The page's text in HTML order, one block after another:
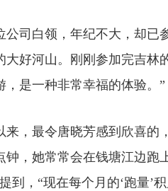
司白领，年纪不大，却已
大好河山。刚刚参加完吉林
是一种非常幸福的体验。”
，最令唐晓芳感到欣喜的
钟，她常常会在钱塘江边跑
到，“现在每个月的‘跑量’